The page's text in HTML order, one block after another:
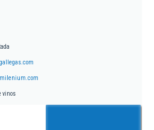
vinos